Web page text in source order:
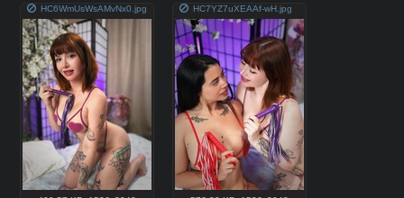
HC6WmUsWsAMvNx0.jpg
HC7YZ7uXEAAf-wH.jpg